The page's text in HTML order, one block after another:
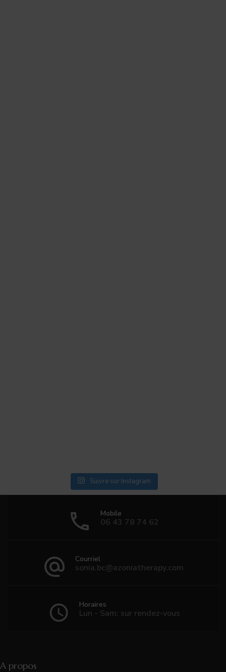
Suivre sur Instagram
Mobile
06 43 78 74 62
Courriel
sonia.bc@azoniatherapy.com
Horaires
Lun - Sam: sur rendez-vous
A propos